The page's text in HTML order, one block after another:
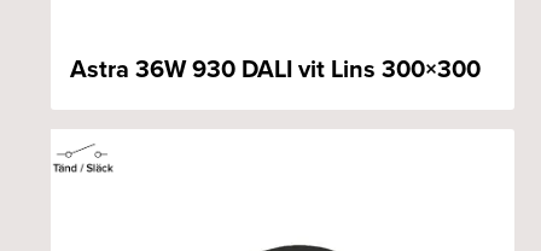
Astra 36W 930 DALI vit Lins 300×300